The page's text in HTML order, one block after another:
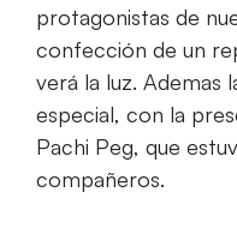
protagonistas de
confección de un
verá la luz. Ademas
especial, con la
Pachi Peg, que
compañeros.